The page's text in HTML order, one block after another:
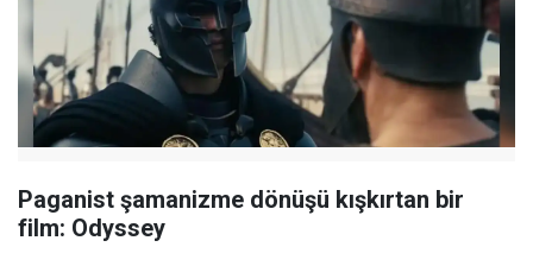
Paganist şamanizme dönüşü kışkırtan bir
film: Odyssey